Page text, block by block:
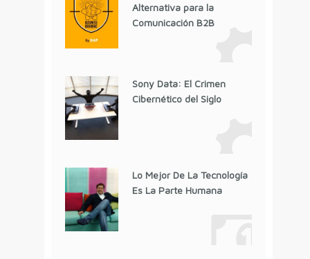
Alternativa para la
Comunicación B2B
Sony Data: El Crimen
Cibernético del Siglo
Lo Mejor De La Tecnología
Es La Parte Humana